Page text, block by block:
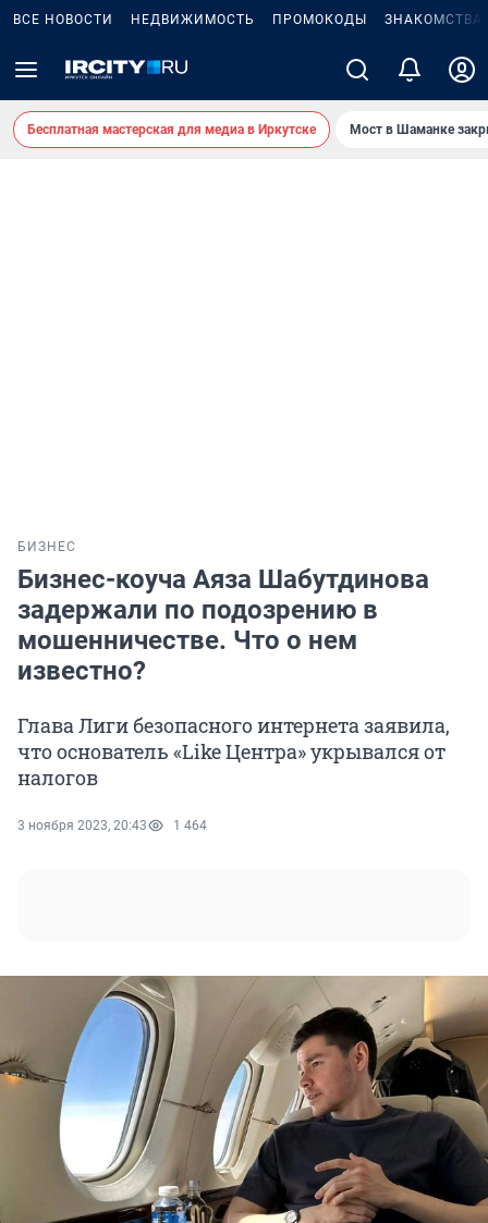
ВСЕ НОВОСТИ НЕДВИЖИМОСТЬ ПРОМОКОДЫ ЗНАКОМСТВА
Бесплатная мастерская для медиа в Иркутске Мост в Шаманке
БИЗНЕС
Бизнес-коуча Аяза Шабутдинова
задержали по подозрению в
мошенничестве. Что о нем
известно?
Глава Лиги безопасного интернета заявила,
что основатель «Like Центра» укрывался от
налогов
3 ноября 2023, 20:43 1 464